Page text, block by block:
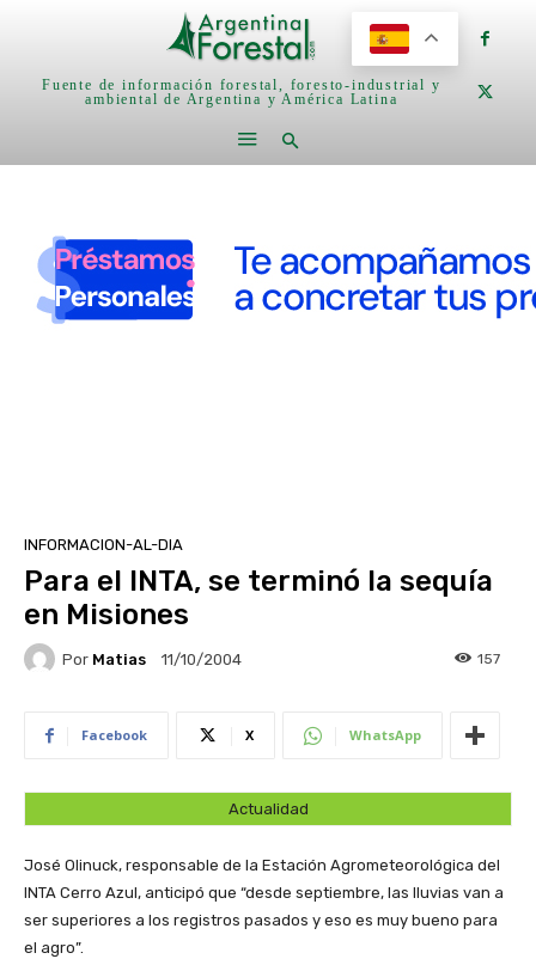
Fuente de información forestal, foresto-industrial y
ambiental de Argentina y América Latina
INFORMACION-AL-DIA
Para el INTA, se terminó la sequía
en Misiones
Por Matias 11/10/2004 157
Facebook X WhatsApp
Actualidad
José Olinuck, responsable de la Estación Agrometeorológica del
INTA Cerro Azul, anticipó que “desde septiembre, las lluvias van a
ser superiores a los registros pasados y eso es muy bueno para
el agro”.